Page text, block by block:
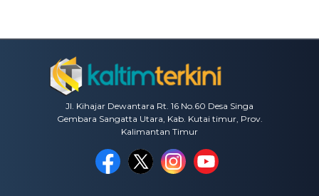
Jl. Kihajar Dewantara Rt. 16 No.60 Desa Singa
Gembara Sangatta Utara, Kab. Kutai timur, Prov.
Kalimantan Timur